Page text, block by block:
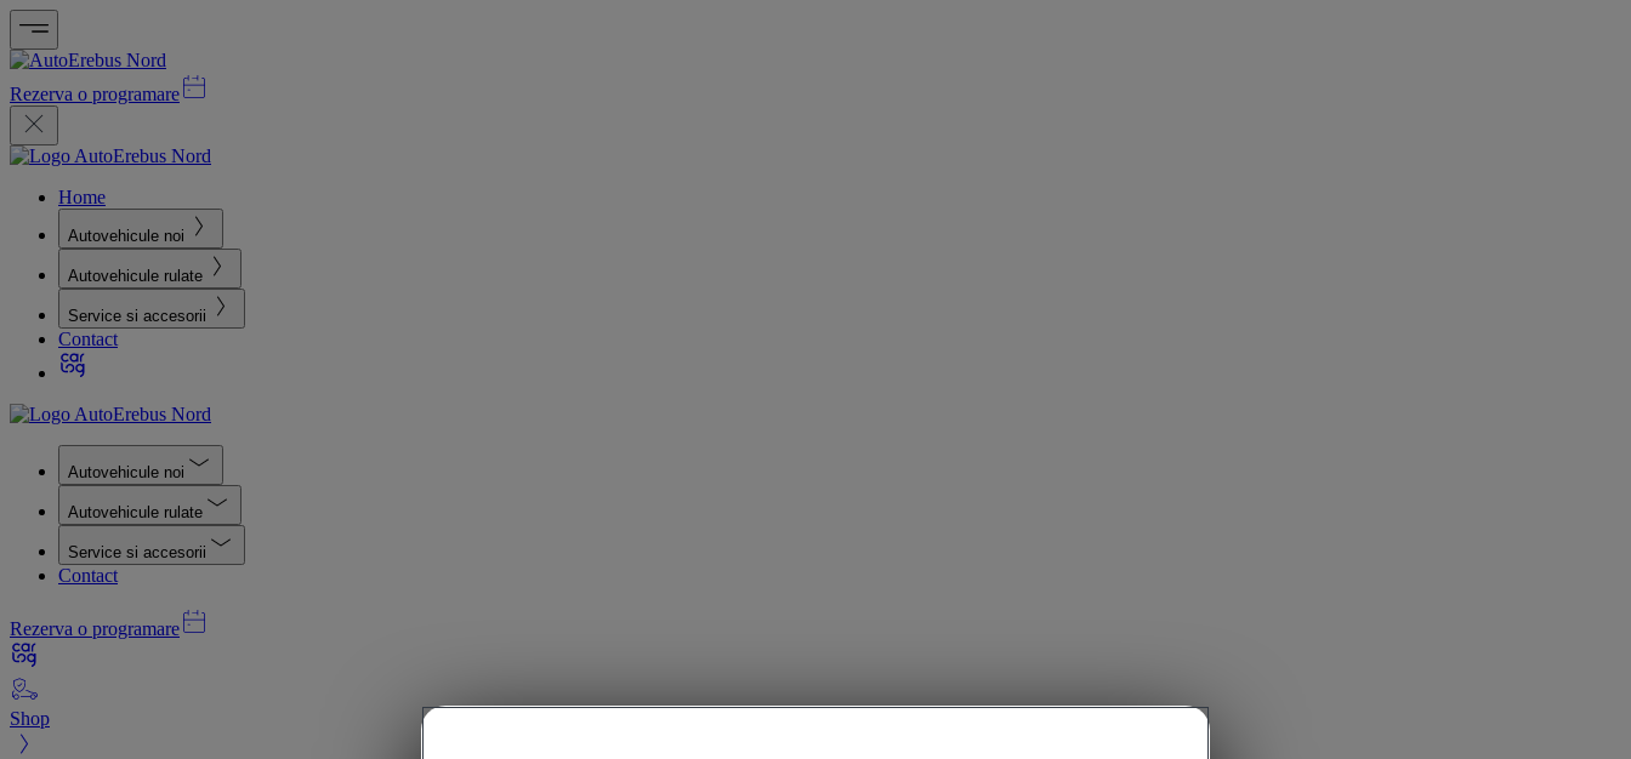
Rezerva o programare
Home
Autovehicule noi
Autovehicule rulate
Service si accesorii
Contact
Autovehicule noi
Autovehicule rulate
Service si accesorii
Contact
Rezerva o programare
Shop